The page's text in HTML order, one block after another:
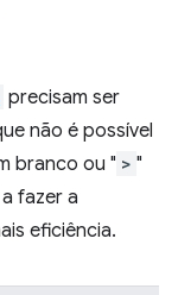
precisam ser
não é possível
branco ou " > "
fazer a
eficiência.